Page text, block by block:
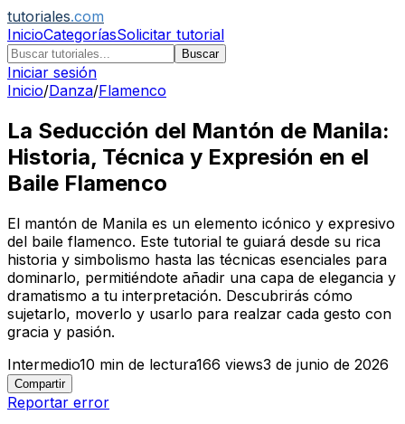
tutoriales.com
InicioCategoríasSolicitar tutorial
Buscar
Iniciar sesión
Inicio/Danza/Flamenco
La Seducción del Mantón de Manila:
Historia, Técnica y Expresión en el
Baile Flamenco
El mantón de Manila es un elemento icónico y expresivo
del baile flamenco. Este tutorial te guiará desde su rica
historia y simbolismo hasta las técnicas esenciales para
dominarlo, permitiéndote añadir una capa de elegancia y
dramatismo a tu interpretación. Descubrirás cómo
sujetarlo, moverlo y usarlo para realzar cada gesto con
gracia y pasión.
Intermedio10 min de lectura166 views3 de junio de 2026
Compartir
Reportar error